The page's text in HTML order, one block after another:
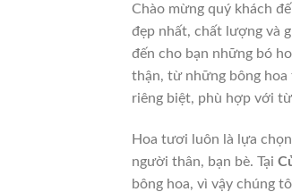
Chào mừng quý khách
đẹp nhất, chất lượng và
đến cho bạn những bó
thận, từ những bông hoa
riêng biệt, phù hợp với
Hoa tươi luôn là lựa
người thân, bạn bè. Tại
bông hoa, vì vậy chúng